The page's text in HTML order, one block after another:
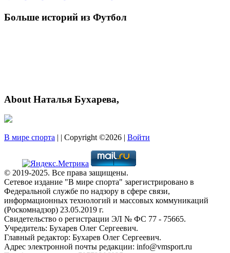
Больше историй из Футбол
About Наталья Бухарева,
В мире спорта | | Copyright ©2026 | Войти
© 2019-2025. Все права защищены.
Сетевое издание "В мире спорта" зарегистрировано в
Федеральной службе по надзору в сфере связи,
информационных технологий и массовых коммуникаций
(Роскомнадзор) 23.05.2019 г.
Свидетельство о регистрации ЭЛ № ФС 77 - 75665.
Учредитель: Бухарев Олег Сергеевич.
Главный редактор: Бухарев Олег Сергеевич.
Адрес электронной почты редакции: info@vmsport.ru